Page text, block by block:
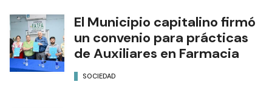
El Municipio capitalino firmó
un convenio para prácticas
de Auxiliares en Farmacia
SOCIEDAD